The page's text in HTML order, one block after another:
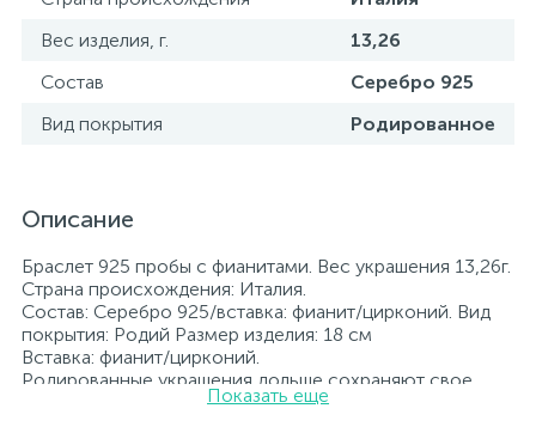
Вес изделия, г.
13,26
Состав
Серебро 925
Вид покрытия
Родированное
Описание
Браслет 925 пробы с фианитами. Вес украшения 13,26г.
Страна происхождения: Италия.
Состав: Серебро 925/вставка: фианит/цирконий. Вид
покрытия: Родий Размер изделия: 18 см
Вставка: фианит/цирконий.
Родированные украшения дольше сохраняют свое
первоначальное состояние, а именно цвет и блеск
Показать еще